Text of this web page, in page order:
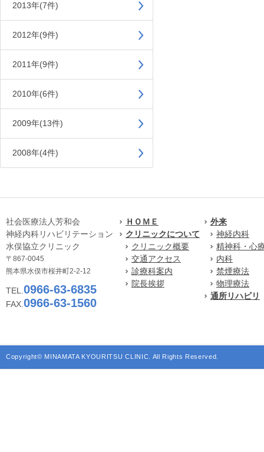
2013年(7件)
2012年(9件)
2011年(9件)
2010年(6件)
2009年(13件)
2008年(4件)
社会医療法人芳和会
神経内科リハビリテーション
水俣協立クリニック
〒867-0045
熊本県水俣市桜井町2-2-12
TEL. 0966-63-6835
FAX. 0966-63-1560
ＨＯＭＥ
クリニックについて
クリニック概要
交通アクセス
診療科案内
院長挨拶
外来
神経内科
精神科・心
内科
禁煙療法
物理療法
通所リハビリ
Copyright© MINAMATA KYOURITSU CLINIC. All Rights Reserved.